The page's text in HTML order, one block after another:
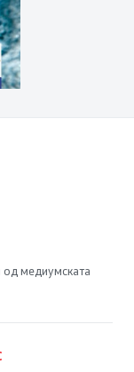
од медиумската